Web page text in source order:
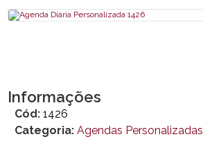
Informações
Cód: 1426
Categoria: Agendas Personalizadas